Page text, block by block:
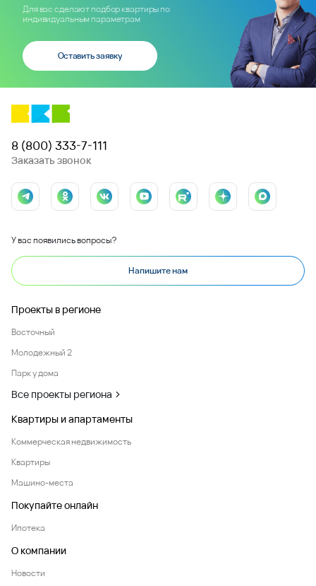
Для вас сделают подбор квартиры по
индивидуальным параметрам
Оставить заявку
8 (800) 333-7-111
Заказать звонок
У вас появились вопросы?
Напишите нам
Проекты в регионе
Восточный
Молодежный 2
Парк у дома
Все проекты региона
Квартиры и апартаменты
Коммерческая недвижимость
Квартиры
Машино-места
Покупайте онлайн
Ипотека
О компании
Новости